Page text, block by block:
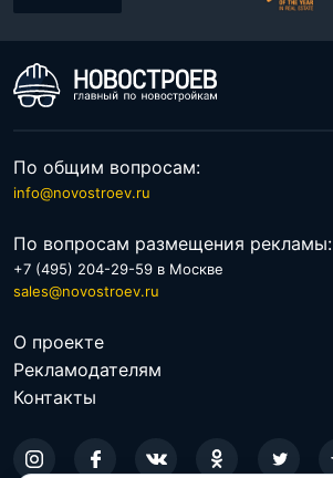
По общим вопросам:
info@novostroev.ru
По вопросам размещения рекламы:
+7 (495) 204-29-59 в Москве
sales@novostroev.ru
О проекте
Рекламодателям
Контакты